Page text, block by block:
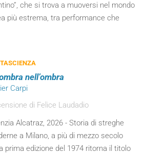
che si trova a muoversi nel mondo
più estrema, tra performance che
nell’ombra
Carpi
di Felice Laudadio
Alcatraz, 2026 - Storia di streghe
a Milano, a più di mezzo secolo
prima edizione del 1974 ritorna il titolo